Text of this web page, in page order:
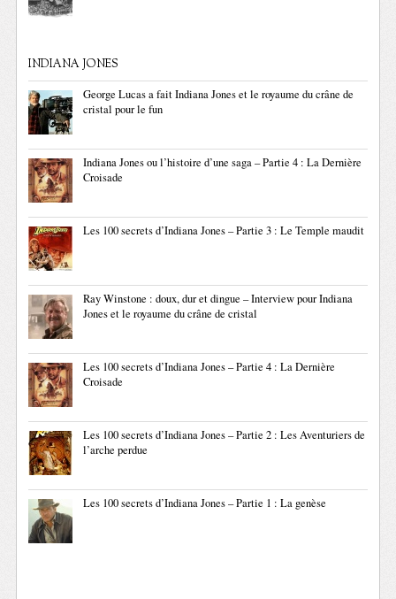
INDIANA JONES
George Lucas a fait Indiana Jones et le royaume du crâne de
cristal pour le fun
Indiana Jones ou l’histoire d’une saga – Partie 4 : La Dernière
Croisade
Les 100 secrets d’Indiana Jones – Partie 3 : Le Temple maudit
Ray Winstone : doux, dur et dingue – Interview pour Indiana
Jones et le royaume du crâne de cristal
Les 100 secrets d’Indiana Jones – Partie 4 : La Dernière
Croisade
Les 100 secrets d’Indiana Jones – Partie 2 : Les Aventuriers de
l’arche perdue
Les 100 secrets d’Indiana Jones – Partie 1 : La genèse